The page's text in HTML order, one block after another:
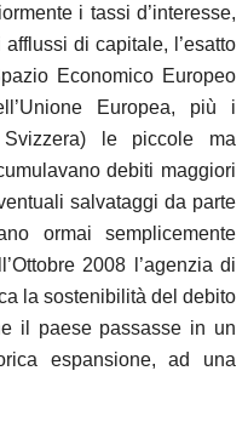
i tassi d’interesse,
di capitale, l’esatto
Economico Europeo
Europea, più i
le piccole ma
debiti maggiori
salvataggi da parte
ormai semplicemente
2008 l’agenzia di
la sostenibilità del debito
il paese passasse in un
espansione, ad una